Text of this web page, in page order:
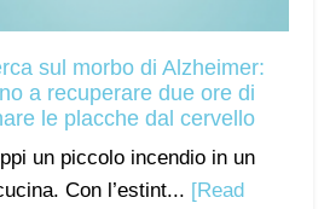
sul morbo di Alzheimer:
a recuperare due ore di
le placche dal cervello
un piccolo incendio in un
Con l’estint... [Read